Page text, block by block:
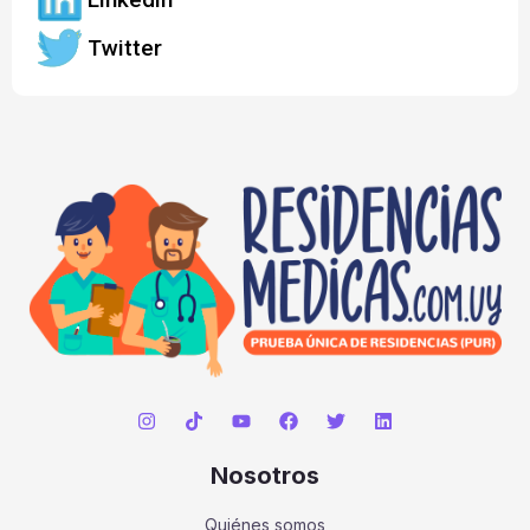
Twitter
Nosotros
Quiénes somos